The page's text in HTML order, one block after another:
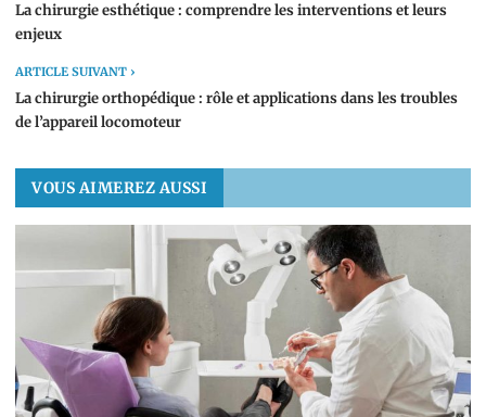
La chirurgie esthétique : comprendre les interventions et leurs
enjeux
ARTICLE SUIVANT ›
La chirurgie orthopédique : rôle et applications dans les troubles
de l’appareil locomoteur
VOUS AIMEREZ AUSSI